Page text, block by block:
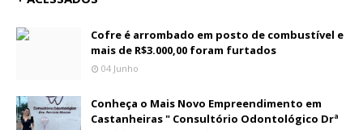
Cofre é arrombado em posto de combustível e
mais de R$3.000,00 foram furtados
04 Junho
Conheça o Mais Novo Empreendimento em
Castanheiras " Consultório Odontológico Drª